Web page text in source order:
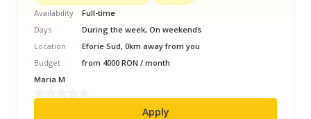
Availability
Full-time
Days
During the week, On weekends
Location
Eforie Sud, 0km away from you
Budget
from 4000 RON / month
Maria M
Apply